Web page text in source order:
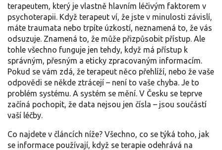
terapeutem, který je vlastně hlavním léčivým faktorem v
psychoterapii. Když terapeut ví, že jste v minulosti závislí,
máte traumata nebo trpíte úzkostí, neznamená to, že vás
odsuzuje. Znamená to, že může přizpůsobit přístup. Ale
tohle všechno funguje jen tehdy, když má přístup k
správným, přesným a eticky zpracovaným informacím.
Pokud se vám zdá, že terapeut něco přehlíží, nebo že vaše
odpovědi se někde ztrácejí – není to vaše chyba. Je to
problém systému. A systém se mění. V Česku se teprve
začíná pochopit, že data nejsou jen čísla – jsou součástí
vaší léčby.
Co najdete v článcích níže? Všechno, co se týká toho, jak
se informace používají, když se terapie odehrává na